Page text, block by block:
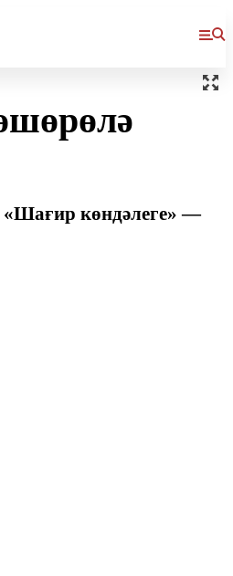
көндәлеге» —